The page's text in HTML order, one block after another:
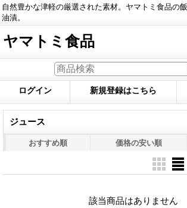
自然豊かな津軽の厳選された素材。ヤマトミ食品の
油漬。
ヤマトミ食品
ログイン 新規登録はこちら
ジュース
おすすめ順 価格の安い順
該当商品はありません